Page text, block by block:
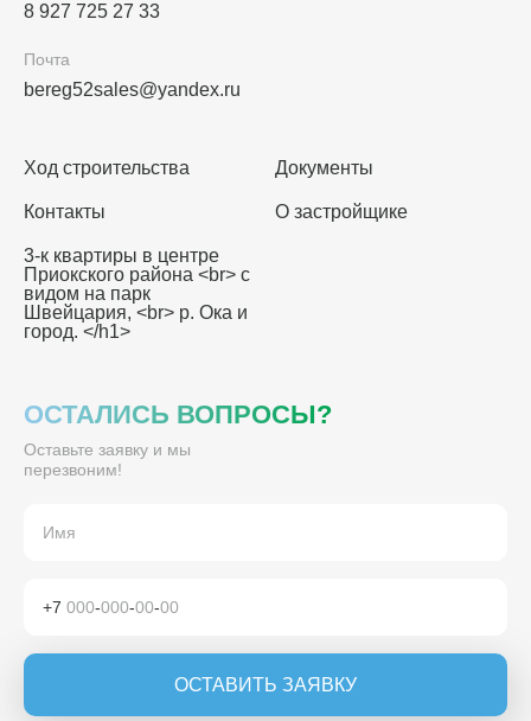
8 927 725 27 33
Почта
bereg52sales@yandex.ru
Ход строительства Документы
Контакты О застройщике
3-к квартиры в центре
Приокского района <br> с
видом на парк
Швейцария, <br> р. Ока и
город. </h1>
ОСТАЛИСЬ ВОПРОСЫ?
Оставьте заявку и мы
перезвоним!
+7 000-000-00-00
ОСТАВИТЬ ЗАЯВКУ